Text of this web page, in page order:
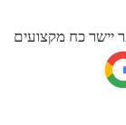
יישר כח מקצועים